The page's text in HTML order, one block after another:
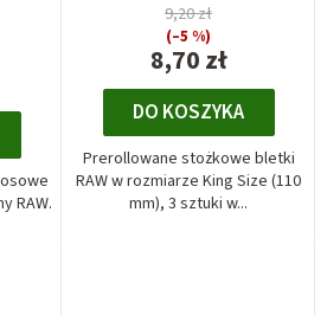
RAW.
8,70 zł
9,20 zł
(–5 %)
DO KOSZYKA
Prerollowane stożkowe bletki
RAW w rozmiarze King Size (110
mm), 3 sztuki w...